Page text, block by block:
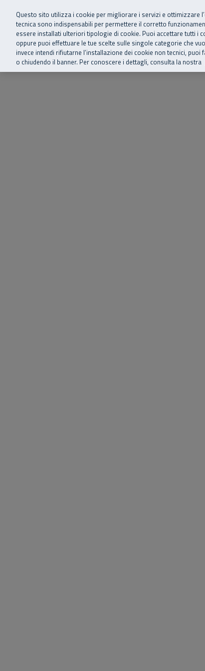
Vai al menu principale
Vai al contenuto principale
Vai al Footer
SuperAbile - il Contact Center Inail per il mondo della
Home Chi siamo Storie,
Questo sito utilizza i cookie per migliorare i servizi e ottimizzare
tecnica sono indispensabili per permettere il corretto
essere installati ulteriori tipologie di cookie. Puoi accettare tutti i
oppure puoi effettuare le tue scelte sulle singole categorie che
invece intendi rifiutarne l’installazione dei cookie non tecnici, puoi
o chiudendo il banner. Per conoscere i dettagli, consulta la nostra